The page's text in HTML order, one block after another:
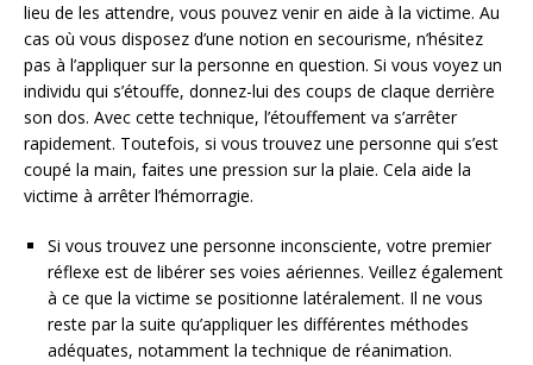
lieu de les attendre, vous pouvez venir en aide à la victime. Au
cas où vous disposez d’une notion en secourisme, n’hésitez
pas à l’appliquer sur la personne en question. Si vous voyez un
individu qui s’étouffe, donnez-lui des coups de claque derrière
son dos. Avec cette technique, l’étouffement va s’arrêter
rapidement. Toutefois, si vous trouvez une personne qui s’est
coupé la main, faites une pression sur la plaie. Cela aide la
victime à arrêter l’hémorragie.
Si vous trouvez une personne inconsciente, votre premier
réflexe est de libérer ses voies aériennes. Veillez également
à ce que la victime se positionne latéralement. Il ne vous
reste par la suite qu’appliquer les différentes méthodes
adéquates, notamment la technique de réanimation.